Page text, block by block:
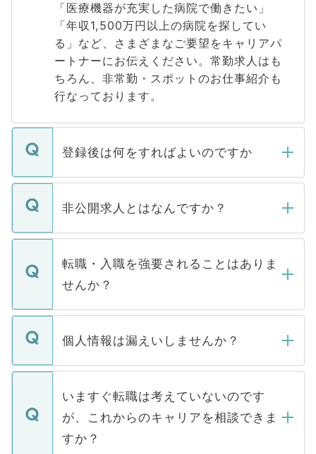
「医療機器が充実した病院で働きたい」
「年収1,500万円以上の病院を探してい
る」など、さまざまなご要望をキャリアパ
ートナーにお伝えください。常勤求人はも
ちろん、非常勤・スポットのお仕事紹介も
行なっております。
登録後は何をすればよいのですか
ご登録いただきましたら、弊社担当者がご
登録内容を確認し、その後メールもしくは
ます。通常、5営業日以内にはご連絡をせて
いただきますので、しばらくお待ちくださ
非公開求人とはなんですか？
マイナビDOCTORで取り扱っている求人の
うち約3割は、Webサイトからご覧いただ
けない「非公開求人」です。非公開求人は
下記の理由によって、一般には公開してい
ません。
■応募殺到を避けるため 人気のある医療機
関を公にしてしまうと、応募が殺到する場
に、医療機関が求める条件に合った人材の
みを人材紹介会社に依頼するケースが増え
ています。
転職・入職を強要されることはありま
せんか？
転職・入職を強要することは一切ありませ
ん。また、仮に応募先から内定をいただい
定を承諾する必要はありません。内定先へ
の辞退の連絡はキャリアパートナーが行い
個人情報は漏えいしませんか？
個人情報が漏えいすることはありませんの
で、ご安心ください。当サイトからの登録
などで収集したご登録者様の個人情報は、
ご本人のキャリアアップおよび転職活動の
支援を目的に使用いたします。お預かりし
いますぐ転職は考えていないのです
が、これからのキャリアを相談できま
すか？